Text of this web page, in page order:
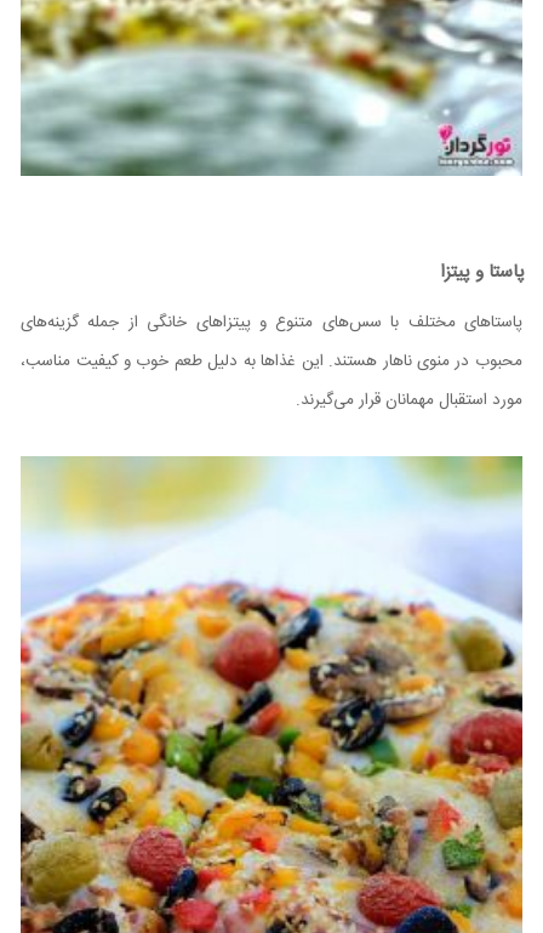
پاستا و پیتزا
پاستاهای مختلف با سس‌های متنوع و پیتزاهای خانگی از جمله گزینه‌های
محبوب در منوی ناهار هستند. این غذاها به دلیل طعم خوب و کیفیت مناسب،
مورد استقبال مهمانان قرار می‌گیرند.